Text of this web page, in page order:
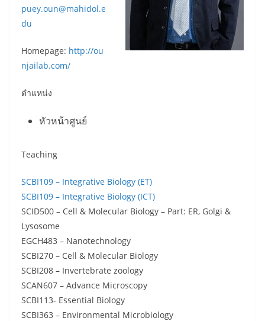
puey.oun@mahidol.e
du
Homepage: http://ou
njailab.com/
ตำแหน่ง
หัวหน้าศูนย์
Teaching
SCBI109 – Integrative Biology (ET)
SCBI109 – Integrative Biology (ICT)
SCID500 – Cell & Molecular Biology – Part: ER, Golgi &
Lysosome
EGCH483 – Nanotechnology
SCBI270 – Cell & Molecular Biology
SCBI208 – Invertebrate zoology
SCAN607 – Advance Microscopy
SCBI113- Essential Biology
SCBI363 – Environmental Microbiology